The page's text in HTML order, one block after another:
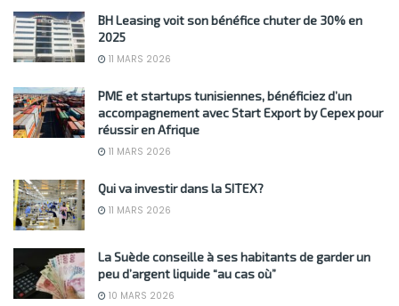
BH Leasing voit son bénéfice chuter de 30% en
2025
11 MARS 2026
PME et startups tunisiennes, bénéficiez d’un
accompagnement avec Start Export by Cepex pour
réussir en Afrique
11 MARS 2026
Qui va investir dans la SITEX?
11 MARS 2026
La Suède conseille à ses habitants de garder un
peu d’argent liquide “au cas où”
10 MARS 2026